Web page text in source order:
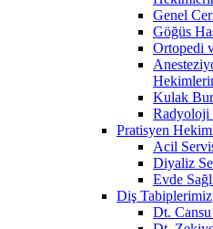
Genel
Göğüs
Ortopedi
Kulak
Radyoloji
Pratisyen
Acil
Diyaliz
Evde
Diş Tabiplerimiz
Dt.